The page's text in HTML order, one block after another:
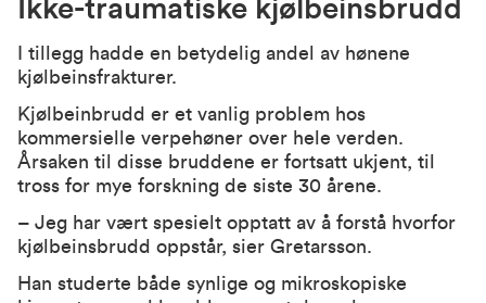
Ikke-traumatiske kjølbeinsbrudd
I tillegg hadde en betydelig andel av hønene
kjølbeinsfrakturer.
Kjølbeinbrudd er et vanlig problem hos
kommersielle verpehøner over hele verden.
Årsaken til disse bruddene er fortsatt ukjent, til
tross for mye forskning de siste 30 årene.
– Jeg har vært spesielt opptatt av å forstå hvorfor
kjølbeinsbrudd oppstår, sier Gretarsson.
Han studerte både synlige og mikroskopiske